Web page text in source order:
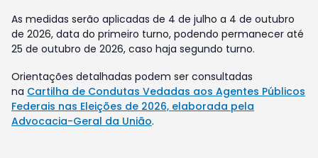
As medidas serão aplicadas de 4 de julho a 4 de outubro
de 2026, data do primeiro turno, podendo permanecer até
25 de outubro de 2026, caso haja segundo turno.
Orientações detalhadas podem ser consultadas
na Cartilha de Condutas Vedadas aos Agentes Públicos
Federais nas Eleições de 2026, elaborada pela
Advocacia-Geral da União.